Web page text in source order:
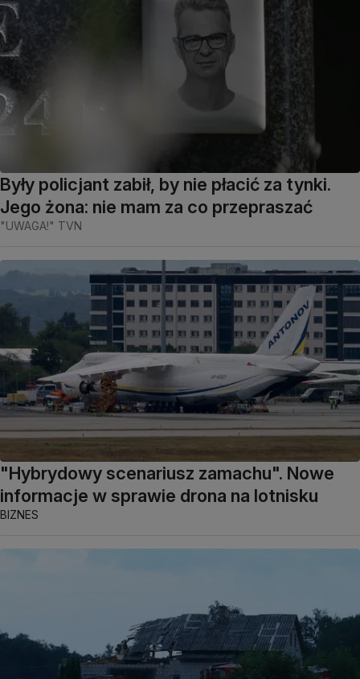
Były policjant zabił, by nie płacić za tynki.
Jego żona: nie mam za co przepraszać
"UWAGA!" TVN
"Hybrydowy scenariusz zamachu". Nowe
informacje w sprawie drona na lotnisku
BIZNES